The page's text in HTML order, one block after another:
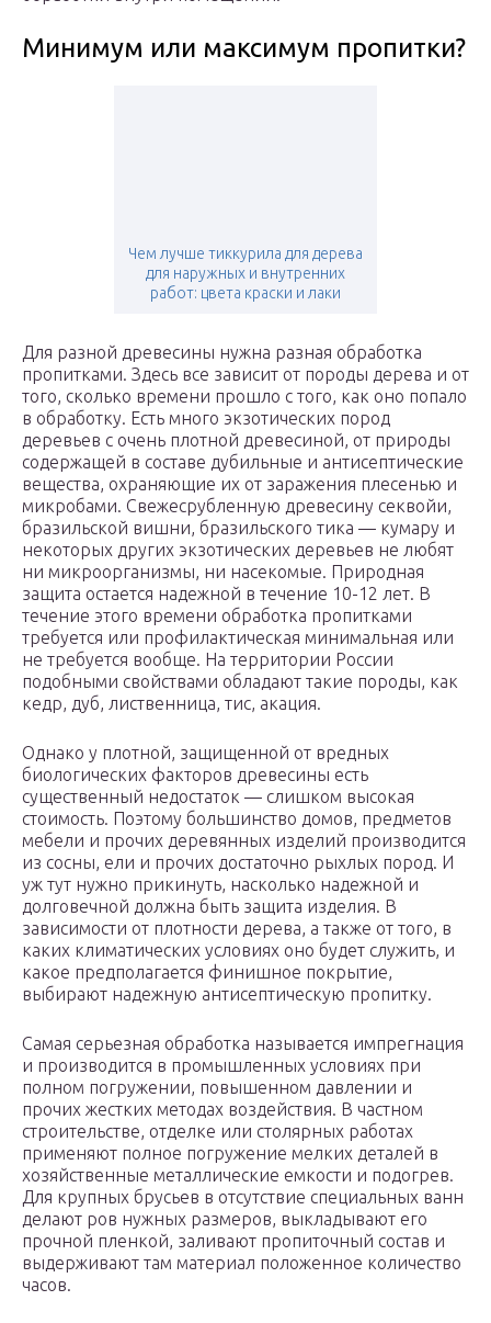
Минимум или максимум пропитки?
Чем лучше тиккурила для дерева
для наружных и внутренних
работ: цвета краски и лаки
Для разной древесины нужна разная обработка
пропитками. Здесь все зависит от породы дерева и от
того, сколько времени прошло с того, как оно попало
в обработку. Есть много экзотических пород
деревьев с очень плотной древесиной, от природы
содержащей в составе дубильные и антисептические
вещества, охраняющие их от заражения плесенью и
микробами. Свежесрубленную древесину секвойи,
бразильской вишни, бразильского тика — кумару и
некоторых других экзотических деревьев не любят
ни микроорганизмы, ни насекомые. Природная
защита остается надежной в течение 10-12 лет. В
течение этого времени обработка пропитками
требуется или профилактическая минимальная или
не требуется вообще. На территории России
подобными свойствами обладают такие породы, как
кедр, дуб, лиственница, тис, акация.
Однако у плотной, защищенной от вредных
биологических факторов древесины есть
существенный недостаток — слишком высокая
стоимость. Поэтому большинство домов, предметов
мебели и прочих деревянных изделий производится
из сосны, ели и прочих достаточно рыхлых пород. И
уж тут нужно прикинуть, насколько надежной и
долговечной должна быть защита изделия. В
зависимости от плотности дерева, а также от того, в
каких климатических условиях оно будет служить, и
какое предполагается финишное покрытие,
выбирают надежную антисептическую пропитку.
Самая серьезная обработка называется импрегнация
и производится в промышленных условиях при
полном погружении, повышенном давлении и
прочих жестких методах воздействия. В частном
строительстве, отделке или столярных работах
применяют полное погружение мелких деталей в
хозяйственные металлические емкости и подогрев.
Для крупных брусьев в отсутствие специальных ванн
делают ров нужных размеров, выкладывают его
прочной пленкой, заливают пропиточный состав и
выдерживают там материал положенное количество
часов.